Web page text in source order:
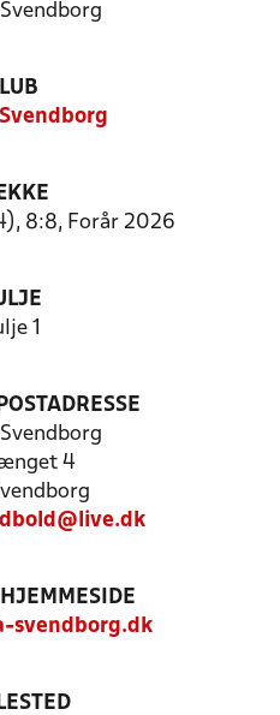
8:8, Forår 2026
1
4
svendborg.dk